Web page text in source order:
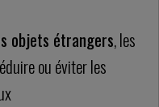
objets étrangers, les
ou éviter les